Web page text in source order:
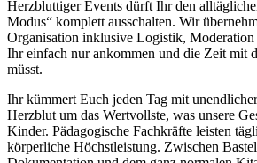
Herzbluttiger Events dürft Ihr den
Modus“ komplett ausschalten. Wir
Organisation inklusive Logistik, Moderation
Ihr einfach nur ankommen und die Zeit mit
müsst.
Ihr kümmert Euch jeden Tag mit
Herzblut um das Wertvollste, was unsere
Kinder. Pädagogische Fachkräfte leisten
körperliche Höchstleistung. Zwischen